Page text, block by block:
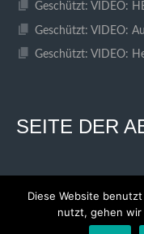
Geschützt: VIDEO:
Geschützt: VIDEO:
Geschützt: VIDEO:
SEITE DER
© 2026 SC WESTFALIA
ENTWORFEN VON THEMEBOY
Diese Website
nutzt, gehen wir